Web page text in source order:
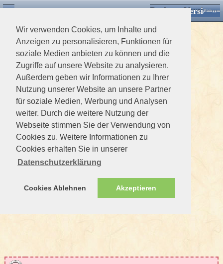
Wir verwenden Cookies, um Inhalte und
Anzeigen zu personalisieren, Funktionen für
soziale Medien anbieten zu können und die
Zugriffe auf unsere Website zu analysieren.
Außerdem geben wir Informationen zu Ihrer
Nutzung unserer Website an unsere Partner
für soziale Medien, Werbung und Analysen
weiter. Durch die weitere Nutzung der
Webseite stimmen Sie der Verwendung von
Cookies zu. Weitere Informationen zu
Cookies erhalten Sie in unserer
Datenschutzerklärung
Cookies Ablehnen Akzeptieren
Desktop VersionEinloggen